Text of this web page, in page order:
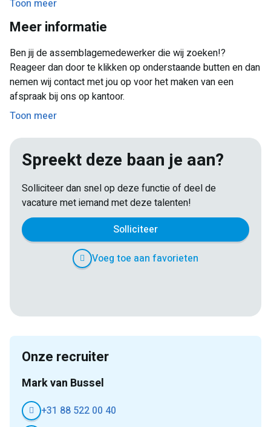
Incl.reserveringen en afhankelijk van leeftijd
Aantrekkelijke arbeidsvoorwaarden
teamcoördinator.
Toon meer
Meer informatie
Ben jij de assemblagemedewerker die wij zoeken!?
Reageer dan door te klikken op onderstaande butten en dan
nemen wij contact met jou op voor het maken van een
afspraak bij ons op kantoor.
Toon meer
Spreekt deze baan je aan?
Solliciteer dan snel op deze functie of deel de
vacature met iemand met deze talenten!
Solliciteer
Voeg toe aan favorieten
Onze recruiter
Mark van Bussel
+31 88 522 00 40